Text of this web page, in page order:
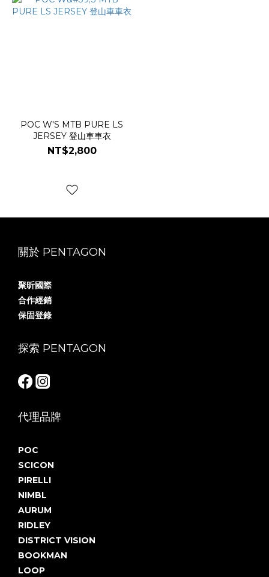
POC W'S MTB PURE LS
JERSEY 登山車車衣
NT$2,800
關於 PENTAGON
聚昕國際
合作經銷
保固登錄
探索 PENTAGON
代理品牌
POC
SCICON
PIRELLI
NIMBL
AURUM
RIDLEY
DISTRICT VISION
BOOKMAN
LOOP